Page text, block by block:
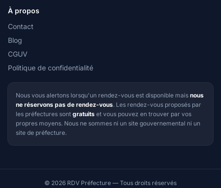
À propos
Contact
Blog
CGUV
Politique de confidentialité
Nous vous alertons lorsqu'un rendez-vous est disponible mais nous
ne réservons pas de rendez-vous. Les rendez-vous proposés par
les préfectures sont gratuits et vous pouvez en trouver par vos
propres moyens. Nous ne sommes ni un site gouvernemental ni un
site de préfecture.
© 2026 RDV Préfecture — Tous droits réservés